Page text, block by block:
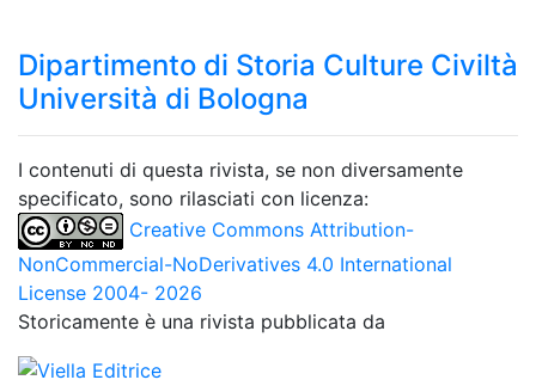
Dipartimento di Storia Culture Civiltà
Università di Bologna
I contenuti di questa rivista, se non diversamente
specificato, sono rilasciati con licenza:
Creative Commons Attribution-
NonCommercial-NoDerivatives 4.0 International
License 2004- 2026
Storicamente è una rivista pubblicata da